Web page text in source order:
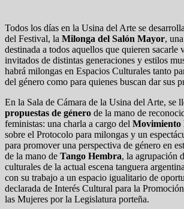
Todos los días en la Usina del Arte se
del Festival, la Milonga del Salón Mayor,
destinada a todos aquellos que quieren sacarle
invitados de distintas generaciones y estilos
habrá milongas en Espacios Culturales tanto
del género como para quienes buscan dar sus
En la Sala de Cámara de la Usina del Arte, se
propuestas de género de la mano de
feministas: una charla a cargo del Movimiento
sobre el Protocolo para milongas y un
para promover una perspectiva de género en
de la mano de Tango Hembra, la agrupación
culturales de la actual escena tanguera
con su trabajo a un espacio igualitario de
declarada de Interés Cultural para la
las Mujeres por la Legislatura porteña.